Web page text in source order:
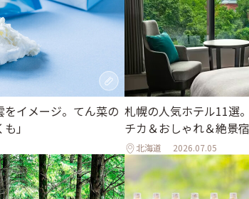
をイメージ。てん菜の
」
札幌の人気ホテル11選
チカ＆おしゃれ＆絶景
北海道 2026.07.05